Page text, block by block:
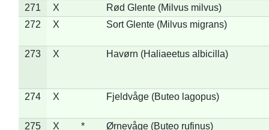
271 X
Rød Glente (Milvus milvus)
272
X Sort Glente (Milvus migrans)
273 X Havørn (Haliaeetus albicilla)
274 X Fjeldvåge (Buteo lagopus)
275 X * Ørnevåge (Buteo rufinus)